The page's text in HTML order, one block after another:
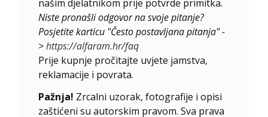
našim djelatnikom prije potvrde primitka.
Niste pronašli odgovor na svoje pitanje?
Posjetite karticu "Često postavljana pitanja" -
>https://alfaram.hr/faq
Prije kupnje pročitajte uvjete jamstva,
reklamacije i povrata.
Pažnja! Zrcalni uzorak, fotografije i opisi
zaštićeni su autorskim pravom. Sva prava